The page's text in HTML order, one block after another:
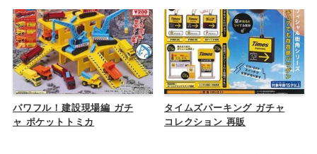
パワフル！建設現場編 ガチ
ャ ポケットトミカ
タイムズパーキング ガチャ
コレクション 再販